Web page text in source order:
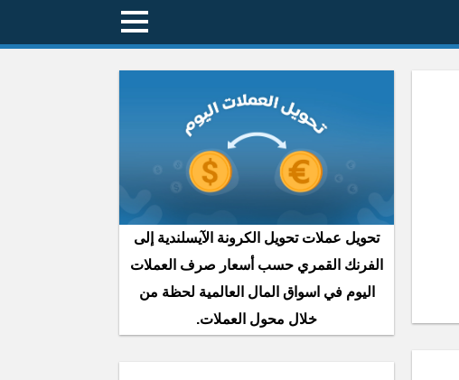
تحويل عملات تحويل الكرونة الآيسلندية إلى
الفرنك القمري حسب أسعار صرف العملات
اليوم في اسواق المال العالمية لحظة من
خلال محول العملات.